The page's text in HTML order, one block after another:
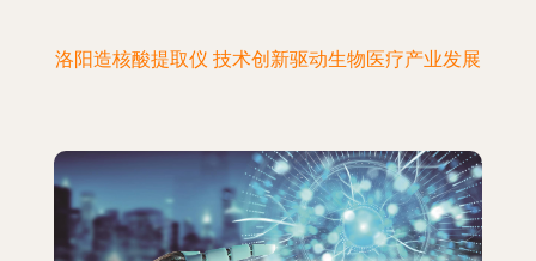
洛阳造核酸提取仪 技术创新驱动生物医疗产业发展